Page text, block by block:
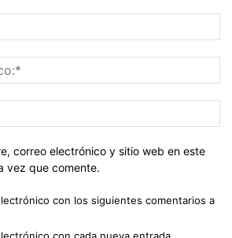
correo electrónico y sitio web en este
vez que comente.
con los siguientes comentarios a